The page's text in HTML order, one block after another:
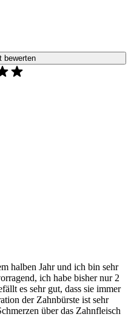
bewerten
halben Jahr und ich bin sehr
ich habe bisher nur 2
es sehr gut, dass sie immer
der Zahnbürste ist sehr
über das Zahnfleisch